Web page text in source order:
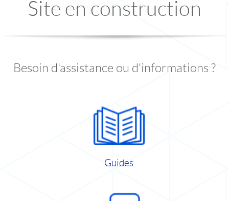
Site en construction
Besoin d'assistance ou d'informations ?
Guides